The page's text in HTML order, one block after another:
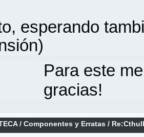
esperando
Para este
gracias!
/Componentes y Erratas /